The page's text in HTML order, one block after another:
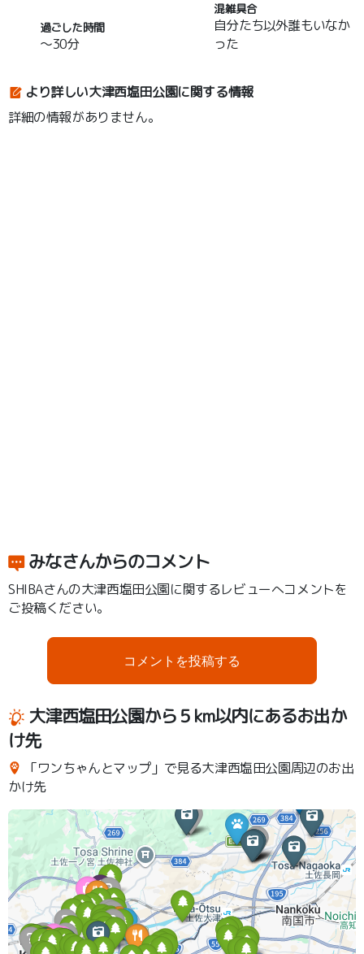
過ごした時間
～30分
混雑具合
自分たち以外誰もいなか
った
より詳しい大津西塩田公園に関する情報
詳細の情報がありません。
みなさんからのコメント
SHIBAさんの大津西塩田公園に関するレビューへコメントを
ご投稿ください。
コメントを投稿する
大津西塩田公園から５km以内にあるお出か
け先
「ワンちゃんとマップ」で見る大津西塩田公園周辺のお出
かけ先